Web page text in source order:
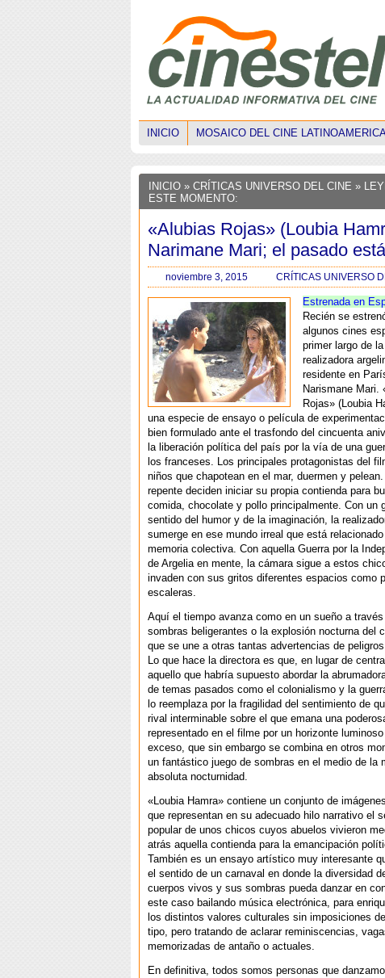
INICIO MOSAICO DEL CINE
INICIO » CRÍTICAS UNIVERSO DEL CINE »
ESTE MOMENTO:
«Alubias Rojas» (Loubia
Narimane Mari; el pasado
noviembre 3, 2015 CRÍTICAS UNIVERSO
Estrenada en
Recién se
algunos cines
primer largo de la
realizadora
residente en
Narismane Mari.
Rojas» (Loubia
una especie de ensayo o película de
bien formulado ante el trasfondo del cincuenta
la liberación política del país por la vía de una
los franceses. Los principales protagonistas del
niños que chapotean en el mar, duermen y
repente deciden iniciar su propia contienda para
comida, chocolate y pollo principalmente. Con un
sentido del humor y de la imaginación, la
sumerge en ese mundo irreal que está
memoria colectiva. Con aquella Guerra por la
de Argelia en mente, la cámara sigue a estos
invaden con sus gritos diferentes espacios como
escaleras.
Aquí el tiempo avanza como en un sueño a
sombras beligerantes o la explosión nocturna del
que se une a otras tantas advertencias de
Lo que hace la directora es que, en lugar de
aquello que habría supuesto abordar la
de temas pasados como el colonialismo y la
lo reemplaza por la fragilidad del sentimiento de
rival interminable sobre el que emana una
representado en el filme por un horizonte
exceso, que sin embargo se combina en otros
un fantástico juego de sombras en el medio de la
absoluta nocturnidad.
«Loubia Hamra» contiene un conjunto de
que representan en su adecuado hilo narrativo el
popular de unos chicos cuyos abuelos vivieron
atrás aquella contienda para la emancipación
También es un ensayo artístico muy interesante
el sentido de un carnaval en donde la diversidad
cuerpos vivos y sus sombras pueda danzar en
este caso bailando música electrónica, para
los distintos valores culturales sin imposiciones
tipo, pero tratando de aclarar reminiscencias,
memorizadas de antaño o actuales.
En definitiva, todos somos personas que